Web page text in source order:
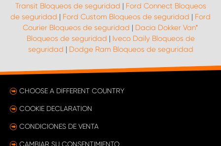
Transit Bloqueos de seguridad | Ford Connect Bloqueos
de seguridad | Ford Custom Bloqueos de seguridad | Ford
Courier Bloqueos de seguridad | Dacia Dokker Van*
Bloqueos de seguridad | Iveco Daily Bloqueos de
seguridad | Dodge Ram Bloqueos de seguridad
CHOOSE A DIFFERENT COUNTRY
COOKIE DECLARATION
CONDICIONES DE VENTA
CAMBIAR SU CONSENTIMIENTO